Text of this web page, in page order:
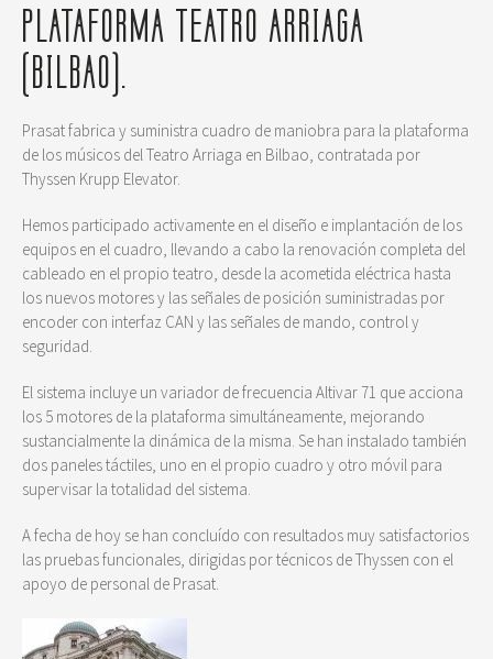
PLATAFORMA TEATRO ARRIAGA
(BILBAO).
Prasat fabrica y suministra cuadro de maniobra para la plataforma
de los músicos del Teatro Arriaga en Bilbao, contratada por
Thyssen Krupp Elevator.
Hemos participado activamente en el diseño e implantación de los
equipos en el cuadro, llevando a cabo la renovación completa del
cableado en el propio teatro, desde la acometida eléctrica hasta
los nuevos motores y las señales de posición suministradas por
encoder con interfaz CAN y las señales de mando, control y
seguridad.
El sistema incluye un variador de frecuencia Altivar 71 que acciona
los 5 motores de la plataforma simultáneamente, mejorando
sustancialmente la dinámica de la misma. Se han instalado también
dos paneles táctiles, uno en el propio cuadro y otro móvil para
supervisar la totalidad del sistema.
A fecha de hoy se han concluído con resultados muy satisfactorios
las pruebas funcionales, dirigidas por técnicos de Thyssen con el
apoyo de personal de Prasat.